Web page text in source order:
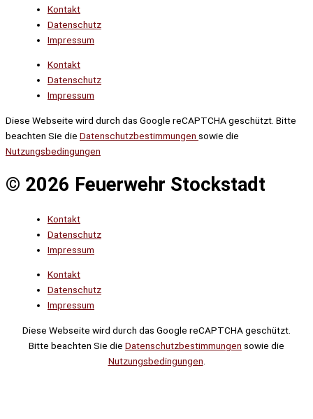
Kontakt
Datenschutz
Impressum
Kontakt
Datenschutz
Impressum
Diese Webseite wird durch das Google reCAPTCHA geschützt. Bitte
beachten Sie die Datenschutzbestimmungen sowie die
Nutzungsbedingungen
© 2026 Feuerwehr Stockstadt
Kontakt
Datenschutz
Impressum
Kontakt
Datenschutz
Impressum
Diese Webseite wird durch das Google reCAPTCHA geschützt.
Bitte beachten Sie die Datenschutzbestimmungen sowie die
Nutzungsbedingungen